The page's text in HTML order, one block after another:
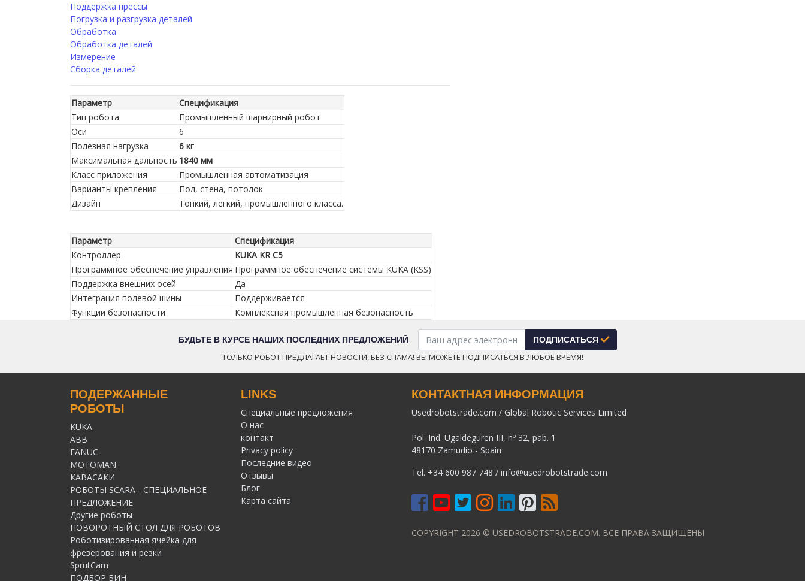
Поддержка прессы
Погрузка и разгрузка деталей
Обработка
Обработка деталей
Измерение
Сборка деталей
Параметр
Спецификация
Тип робота
Промышленный шарнирный робот
Оси
6
Полезная нагрузка
6 кг
Максимальная дальность 1840 мм
Класс приложения
Промышленная автоматизация
Варианты крепления
Пол, стена, потолок
Дизайн
Тонкий, легкий, промышленного класса.
Параметр
Спецификация
Контроллер
KUKA KR C5
Программное обеспечение управления Программное обеспечение системы KUKA (KSS)
Поддержка внешних осей
Да
Интеграция полевой шины
Поддерживается
Функции безопасности
Комплексная промышленная безопасность
БУДЬТЕ В КУРСЕ НАШИХ ПОСЛЕДНИХ ПРЕДЛОЖЕНИЙ ПОДПИСАТЬСЯ
ТОЛЬКО РОБОТ ПРЕДЛАГАЕТ НОВОСТИ, БЕЗ СПАМА! ВЫ МОЖЕТЕ ПОДПИСАТЬСЯ В ЛЮБОЕ ВРЕМЯ!
ПОДЕРЖАННЫЕ
РОБОТЫ
KUKA
ABB
FANUC
MOTOMAN
КАВАСАКИ
РОБОТЫ SCARA - СПЕЦИАЛЬНОЕ
ПРЕДЛОЖЕНИЕ
Другие роботы
ПОВОРОТНЫЙ СТОЛ ДЛЯ РОБОТОВ
Роботизированная ячейка для
фрезерования и резки
SprutCam
ПОДБОР БИН
LINKS
Специальные предложения
О нас
контакт
Privacy policy
Последние видео
Отзывы
Блог
Карта сайта
КОНТАКТНАЯ ИНФОРМАЦИЯ
Usedrobotstrade.com / Global Robotic Services Limited
Pol. Ind. Ugaldeguren III, nº 32, pab. 1
48170 Zamudio - Spain
Tel. +34 600 987 748 / info@usedrobotstrade.com
COPYRIGHT 2026 © USEDROBOTSTRADE.COM. ВСЕ ПРАВА ЗАЩИЩЕНЫ